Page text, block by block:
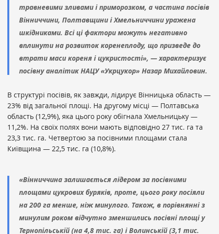
травневими зливами і приморозком, а частина посівів
Вінниччини, Полтавщини і Хмельниччини уражена
шкідниками. Всі ці фактори можуть негативно
вплинути на розвиток коренеплоду, що призведе до
втрати маси кореня і цукристості», — характеризує
посівну аналітик НАЦУ «Укрцукор» Назар Михайловин.
В структурі посівів, як завжди, лідирує Вінницька область —
23% від загальної площі. На другому місці — Полтавська
область (12,9%), яка цього року обігнала Хмельницьку —
11,2%. На своїх полях вони мають відповідно 27 тис. га та
23,3 тис. га. Четвертою за посівними площами стала
Київщина — 22,5 тис. га (10,8%).
«Вінниччина залишається лідером за посівними
площами цукрових буряків, проте, цього року посіяли
на 200 га менше, ніж минулого. Також, в порівнянні з
минулим роком відчутно зменшились посівні площі у
Тернопільській (на 4,8 тис. га) і Волинській (3,1 тис.